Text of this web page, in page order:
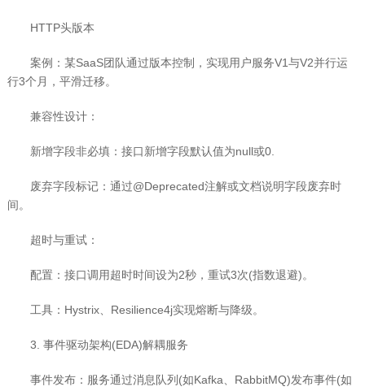
HTTP头版本
案例：某SaaS团队通过版本控制，实现用户服务V1与V2并行运
行3个月，平滑迁移。
兼容性设计：
新增字段非必填：接口新增字段默认值为null或0.
废弃字段标记：通过@Deprecated注解或文档说明字段废弃时
间。
超时与重试：
配置：接口调用超时时间设为2秒，重试3次(指数退避)。
工具：Hystrix、Resilience4j实现熔断与降级。
3. 事件驱动架构(EDA)解耦服务
事件发布：服务通过消息队列(如Kafka、RabbitMQ)发布事件(如